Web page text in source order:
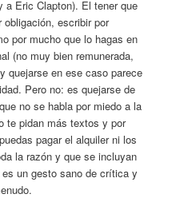
Eric Clapton). El tener que
obligación, escribir por
por mucho que lo hagas en
(no muy bien remunerada,
quejarse en ese caso parece
Pero no: es quejarse de
no se habla por miedo a la
te pidan más textos y por
pagar el alquiler ni los
la razón y que se incluyan
un gesto sano de crítica y